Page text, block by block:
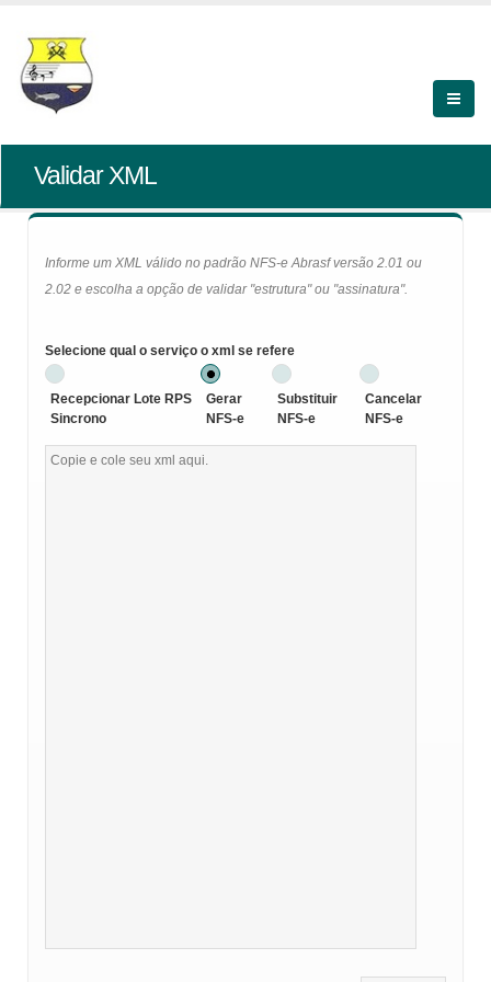
Validar XML
Informe um XML válido no padrão NFS-e Abrasf versão 2.01 ou
2.02 e escolha a opção de validar "estrutura" ou "assinatura".
Selecione qual o serviço o xml se refere
Recepcionar Lote RPS
Sincrono
Gerar
NFS-e
Substituir
NFS-e
Cancelar
NFS-e